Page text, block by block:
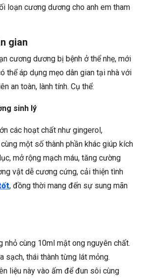
loạn cương dương cho anh em tham
gian
cương dương bị bệnh ở thể nhẹ, mới
thể áp dụng mẹo dân gian tại nhà với
an toàn, lành tính. Cụ thể:
sinh lý
các hoạt chất như gingerol,
một số thành phần khác giúp kích
mở rộng mạch máu, tăng cường
vật dễ cương cứng, cải thiện tình
, đồng thời mang đến sự sung mãn
nhỏ cùng 10ml mật ong nguyên chất.
sạch, thái thành từng lát mỏng.
liệu này vào ấm để đun sôi cùng